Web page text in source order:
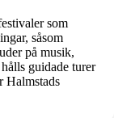
som
såsom
på musik,
guidade turer
Halmstads